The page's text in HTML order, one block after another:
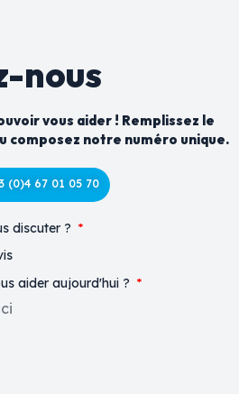
nous
vous aider ! Remplissez le
composez notre numéro unique.
(0)4 67 01 05 70
discuter ?
aider aujourd'hui ?